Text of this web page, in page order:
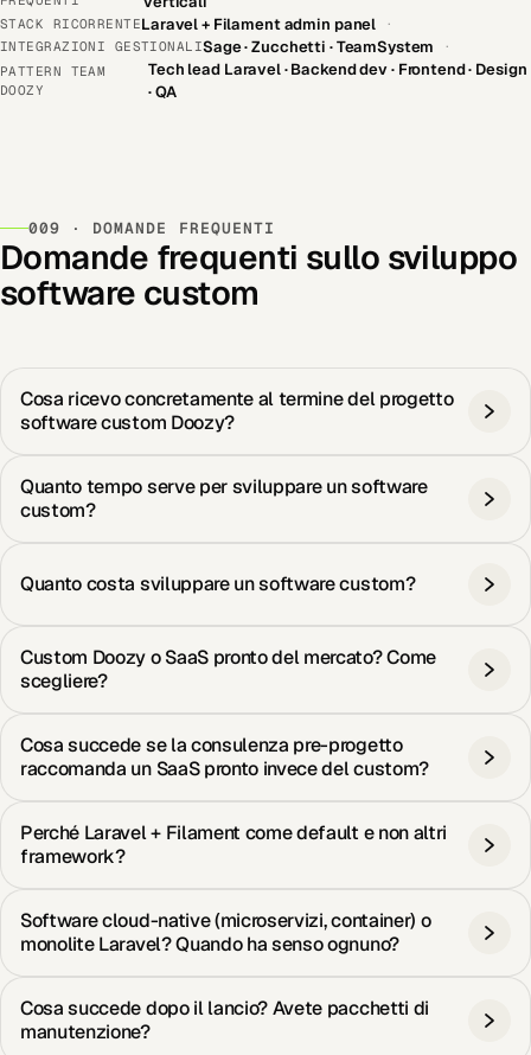
STACK RICORRENTELaravel + Filament admin panel
·
INTEGRAZIONI GESTIONALISage · Zucchetti · TeamSystem
·
PATTERN TEAM
DOOZY
Tech lead Laravel · Backend dev · Frontend · Design
· QA
009 · DOMANDE FREQUENTI
Domande frequenti sullo sviluppo
software custom
Cosa ricevo concretamente al termine del progetto
software custom Doozy?
Quanto tempo serve per sviluppare un software
custom?
Quanto costa sviluppare un software custom?
Custom Doozy o SaaS pronto del mercato? Come
scegliere?
Cosa succede se la consulenza pre-progetto
raccomanda un SaaS pronto invece del custom?
Perché Laravel + Filament come default e non altri
framework?
Software cloud-native (microservizi, container) o
monolite Laravel? Quando ha senso ognuno?
Cosa succede dopo il lancio? Avete pacchetti di
manutenzione?